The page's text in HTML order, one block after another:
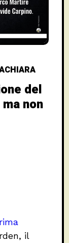
del
non
il